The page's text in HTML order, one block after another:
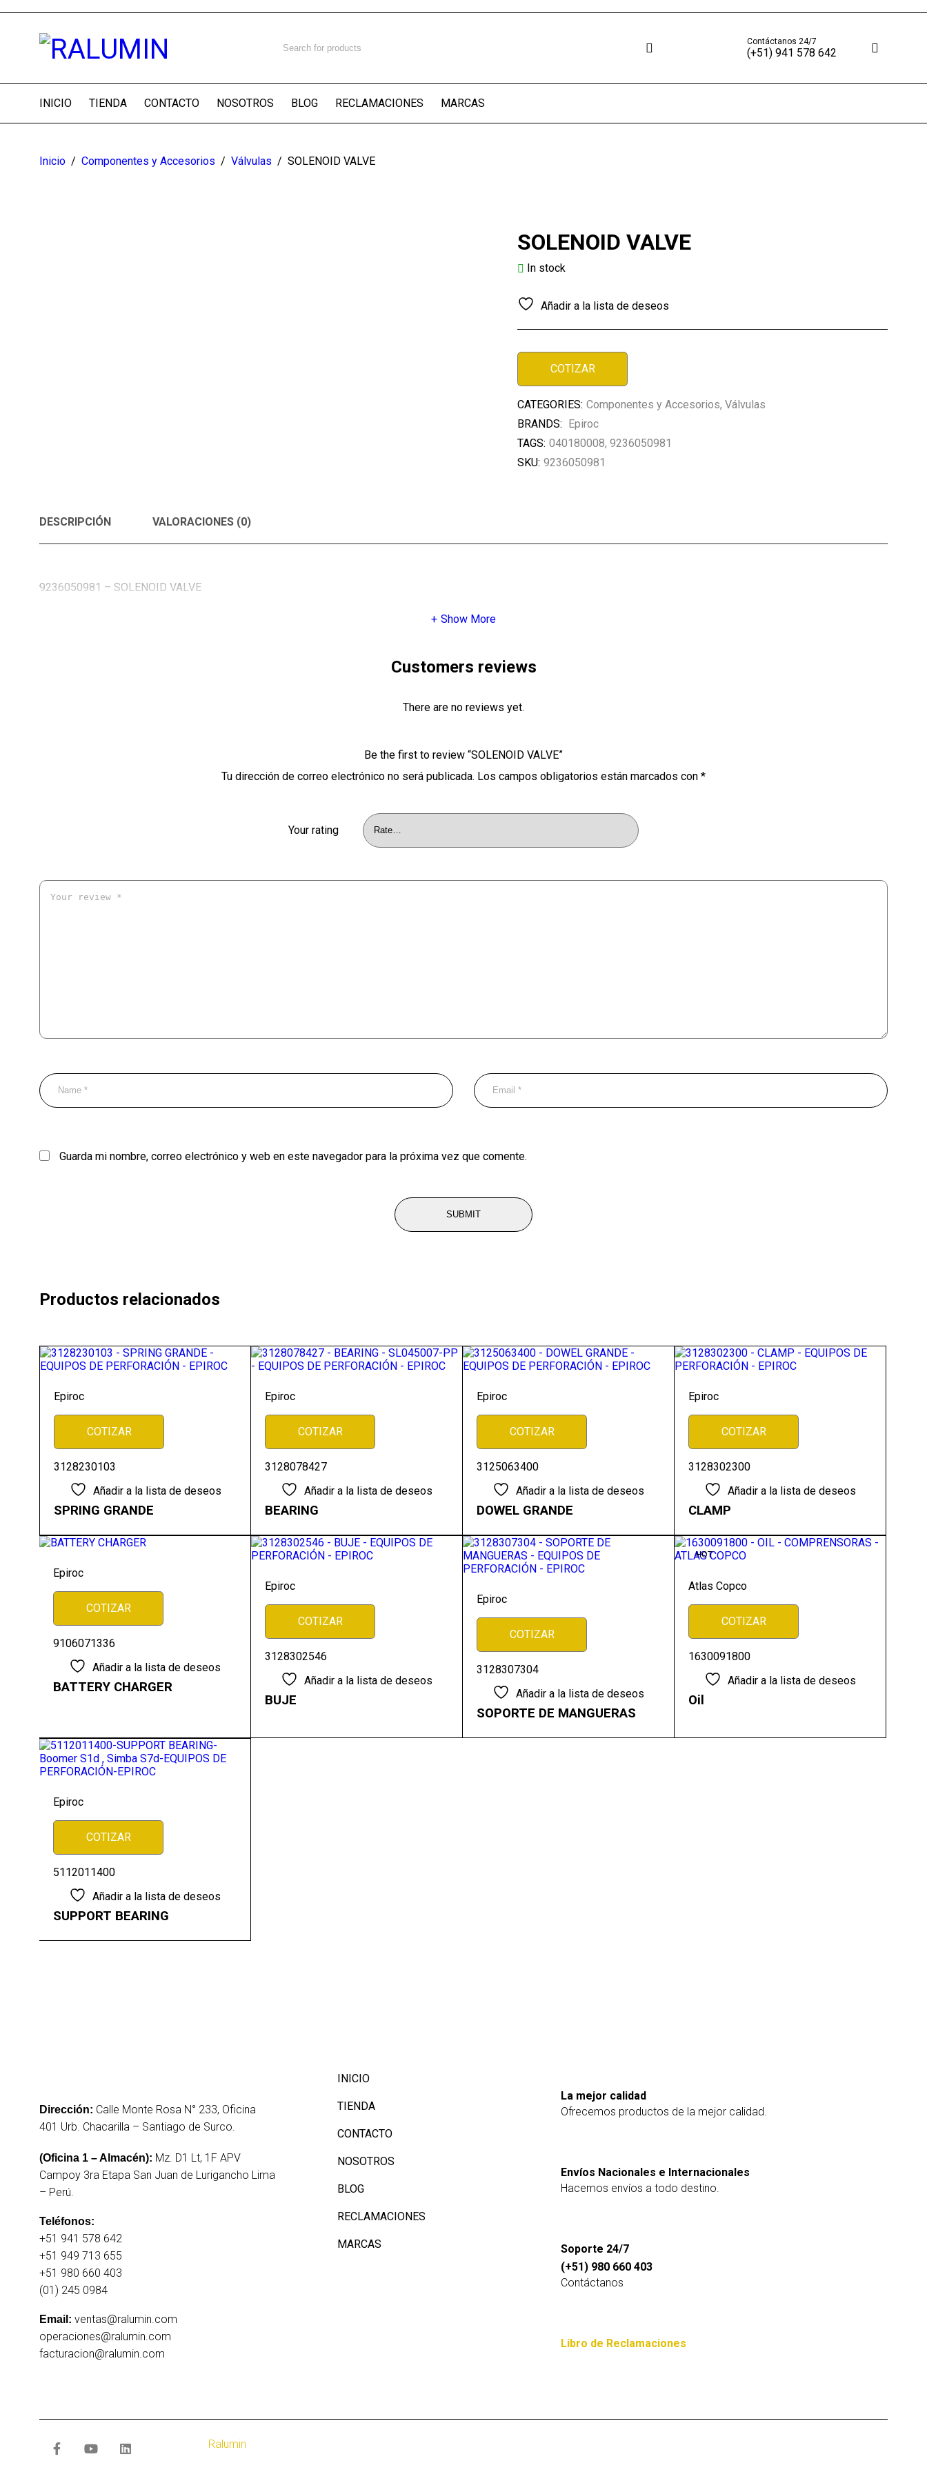
Contáctanos 24/7
(+51) 941 578 642
INICIO TIENDA CONTACTO NOSOTROS BLOG RECLAMACIONES MARCAS
Inicio / Componentes y Accesorios / Válvulas / SOLENOID VALVE
SOLENOID VALVE
In stock
Añadir a la lista de deseos
COTIZAR
CATEGORIES: Componentes y Accesorios, Válvulas
BRANDS: Epiroc
TAGS: 040180008, 9236050981
SKU: 9236050981
DESCRIPCIÓN VALORACIONES (0)
9236050981 – SOLENOID VALVE
Show More
Customers reviews
There are no reviews yet.
Be the first to review “SOLENOID VALVE”
Tu dirección de correo electrónico no será publicada. Los campos obligatorios están marcados con *
Your rating
Guarda mi nombre, correo electrónico y web en este navegador para la próxima vez que comente.
Productos relacionados
Epiroc
COTIZAR
3128230103
Añadir a la lista de deseos
SPRING GRANDE
Epiroc
COTIZAR
3128078427
Añadir a la lista de deseos
BEARING
Epiroc
COTIZAR
3125063400
Añadir a la lista de deseos
DOWEL GRANDE
Epiroc
COTIZAR
3128302300
Añadir a la lista de deseos
CLAMP
Epiroc
COTIZAR
9106071336
Añadir a la lista de deseos
BATTERY CHARGER
Epiroc
COTIZAR
3128302546
Añadir a la lista de deseos
BUJE
Epiroc
COTIZAR
3128307304
Añadir a la lista de deseos
SOPORTE DE MANGUERAS
HOT
Atlas Copco
COTIZAR
1630091800
Añadir a la lista de deseos
Oil
Epiroc
COTIZAR
5112011400
Añadir a la lista de deseos
SUPPORT BEARING
Dirección: Calle Monte Rosa N° 233, Oficina
401 Urb. Chacarilla – Santiago de Surco.
(Oficina 1 – Almacén): Mz. D1 Lt, 1F APV
Campoy 3ra Etapa San Juan de Lurigancho Lima
– Perú.
Teléfonos:
+51 941 578 642
+51 949 713 655
+51 980 660 403
(01) 245 0984
Email: ventas@ralumin.com
operaciones@ralumin.com
facturacion@ralumin.com
INICIO
TIENDA
CONTACTO
NOSOTROS
BLOG
RECLAMACIONES
MARCAS
La mejor calidad
Ofrecemos productos de la mejor calidad.
Envíos Nacionales e Internacionales
Hacemos envíos a todo destino.
Soporte 24/7
(+51) 980 660 403
Contáctanos
Libro de Reclamaciones
Ralumin